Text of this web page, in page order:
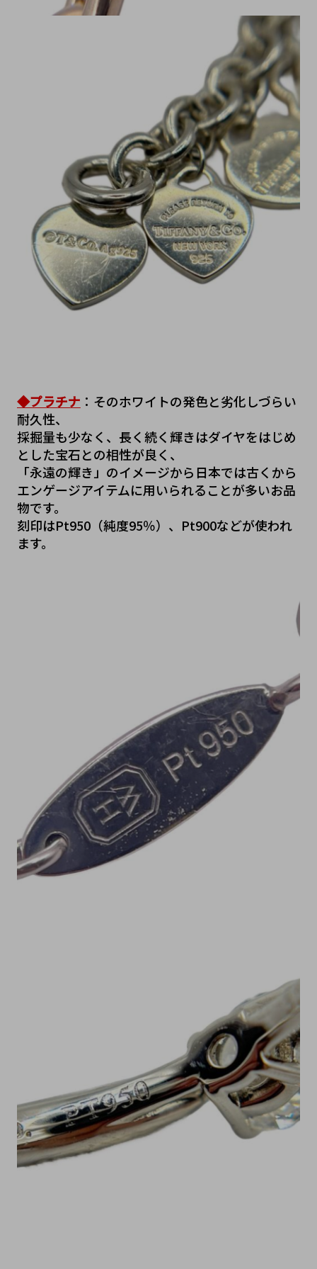
◆プラチナ ：そのホワイトの発色と劣化しづらい
耐久性、
採掘量も少なく、長く続く輝きはダイヤをはじめ
とした宝石との相性が良く、
「永遠の輝き」のイメージから日本では古くから
エンゲージアイテムに用いられることが多いお品
物です。
刻印はPt950（純度95％）、Pt900などが使われ
ます。